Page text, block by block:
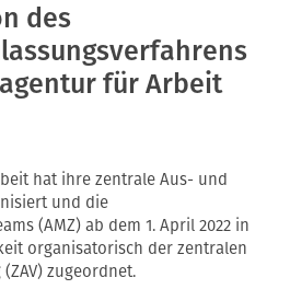
des
für Arbeit
hat ihre zentrale Aus- und
und die
(AMZ) ab dem 1. April 2022 in
organisatorisch der zentralen
zugeordnet.